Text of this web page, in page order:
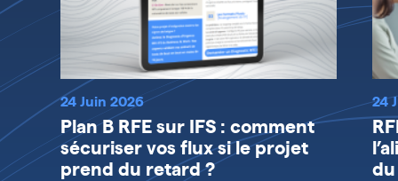
24 Juin 2026
Plan B RFE sur IFS : comment
sécuriser vos flux si le projet
prend du retard ?
24